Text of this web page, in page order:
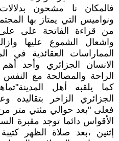
فالمكان نا مشحون
ونواميس التي يمتاز بها
من قراءة الفاتحة على على
واشعال الشموع عليها
المماراسات العقائدية
الانسان الجزائري وأحد
الراحة والمصالحة مع
كما يلقبه أهل
الجزائري الزاخر بتقاليده
فعلى "بعد حوالي مئتي متر
الأقواس دائما توجد مقبرة
إثنين ،بعد صلاة الظهر